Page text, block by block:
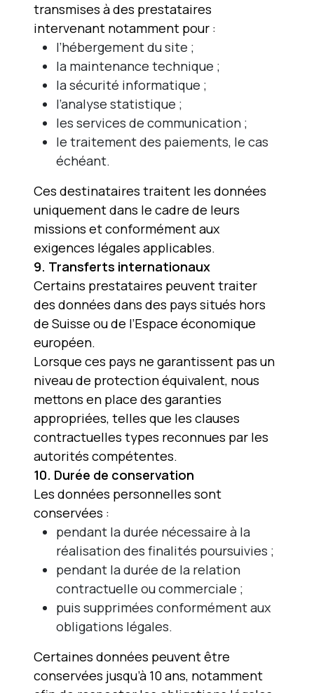
transmises à des prestataires
intervenant notamment pour :
l’hébergement du site ;
la maintenance technique ;
la sécurité informatique ;
l’analyse statistique ;
les services de communication ;
le traitement des paiements, le cas
échéant.
Ces destinataires traitent les données
uniquement dans le cadre de leurs
missions et conformément aux
exigences légales applicables.
9. Transferts internationaux
Certains prestataires peuvent traiter
des données dans des pays situés hors
de Suisse ou de l’Espace économique
européen.
Lorsque ces pays ne garantissent pas un
niveau de protection équivalent, nous
mettons en place des garanties
appropriées, telles que les clauses
contractuelles types reconnues par les
autorités compétentes.
10. Durée de conservation
Les données personnelles sont
conservées :
pendant la durée nécessaire à la
réalisation des finalités poursuivies ;
pendant la durée de la relation
contractuelle ou commerciale ;
puis supprimées conformément aux
obligations légales.
Certaines données peuvent être
conservées jusqu’à 10 ans, notamment